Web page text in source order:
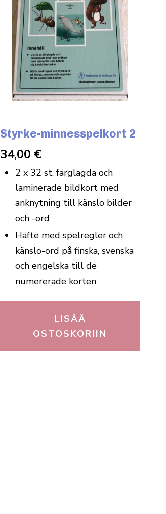
Styrke-minnesspelkort 2
34,00 €
2 x 32 st. färglagda och
laminerade bildkort med
anknytning till känslo bilder
och -ord
Häfte med spelregler och
känslo-ord på finska, svenska
och engelska till de
numererade korten
LISÄÄ
OSTOSKORIIN